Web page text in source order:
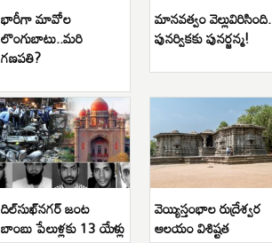
భారీగా మావోల
లొంగుబాటు..మరి
గణపతి?
మానవత్వం వెల్లువిరిసింది.
పునర్వికకు పునర్జన్మ!
దిల్‌సుఖ్‌నగర్ జంట
బాంబు పేలుళ్లకు 13 యేళ్లు
వెయ్యిస్తంభాల రుద్రేశ్వర
ఆలయం విశిష్టత